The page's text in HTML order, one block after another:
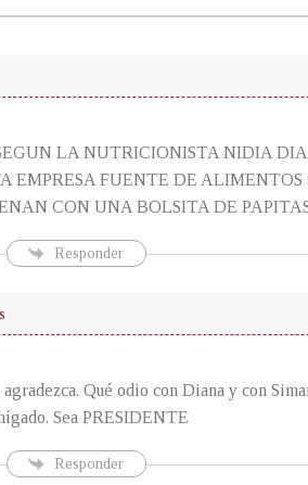
LA NUTRICIONISTA NIDIA
EMPRESA FUENTE DE
CON UNA BOLSITA DE
Responder
Qué odio con Diana y con
Sea PRESIDENTE
Responder